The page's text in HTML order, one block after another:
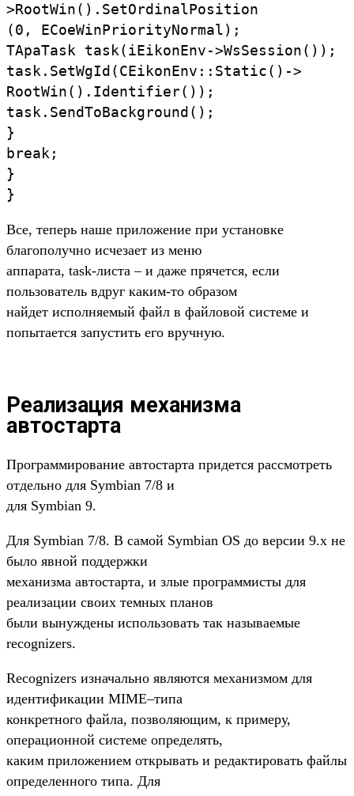
>RootWin().SetOrdinalPosition
(0, ECoeWinPriorityNormal);
TApaTask task(iEikonEnv->WsSession());
task.SetWgId(CEikonEnv::Static()->
RootWin().Identifier());
task.SendToBackground();
}
break;
}
}
Все, теперь наше приложение при установке
благополучно исчезает из меню
аппарата, task-листа – и даже прячется, если
пользователь вдруг каким-то образом
найдет исполняемый файл в файловой системе и
попытается запустить его вручную.
Реализация механизма
автостарта
Программирование автостарта придется рассмотреть
отдельно для Symbian 7/8 и
для Symbian 9.
Для Symbian 7/8. В самой Symbian OS до версии 9.х не
было явной поддержки
механизма автостарта, и злые программисты для
реализации своих темных планов
были вынуждены использовать так называемые
recognizers.
Recognizers изначально являются механизмом для
идентификации MIME–типа
конкретного файла, позволяющим, к примеру,
операционной системе определять,
каким приложением открывать и редактировать файлы
определенного типа. Для